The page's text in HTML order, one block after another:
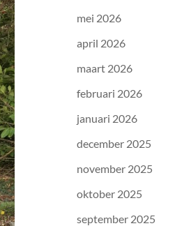
mei 2026
april 2026
maart 2026
februari 2026
januari 2026
december 2025
november 2025
oktober 2025
september 2025